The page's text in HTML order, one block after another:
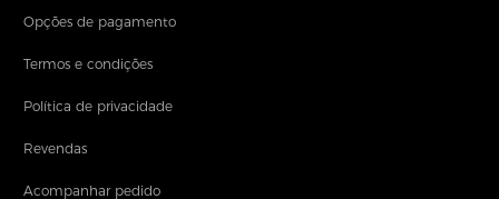
Opções de pagamento
Termos e condições
Política de privacidade
Revendas
Acompanhar pedido